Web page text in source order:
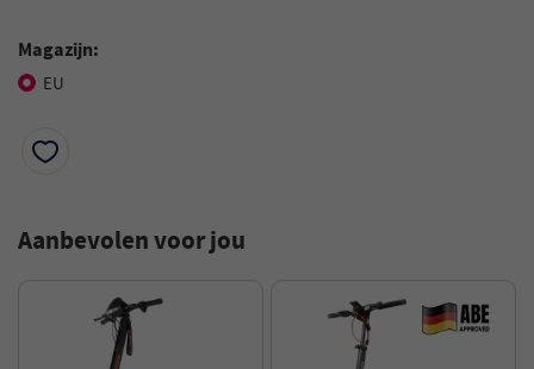
Magazijn:
EU
Aanbevolen voor jou